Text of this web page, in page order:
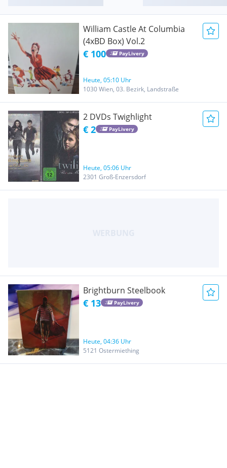
William Castle At Columbia
(4xBD Box) Vol.2
€ 100 PayLivery
Heute, 05:10 Uhr
1030 Wien, 03. Bezirk, Landstraße
2 DVDs Twighlight
€ 2 PayLivery
Heute, 05:06 Uhr
2301 Groß-Enzersdorf
Brightburn Steelbook
€ 13 PayLivery
Heute, 04:36 Uhr
5121 Ostermiething